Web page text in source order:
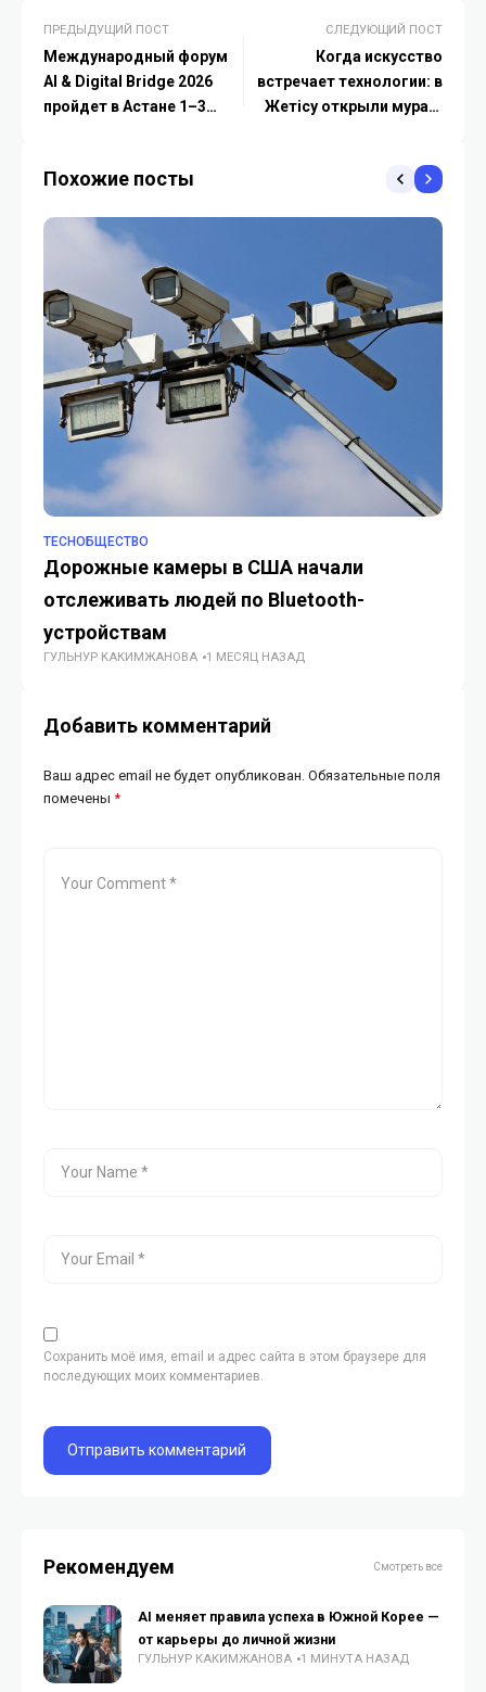
ПРЕДЫДУЩИЙ ПОСТ
Международный форум
AI & Digital Bridge 2026
пройдет в Астане 1–3
СЛЕДУЮЩИЙ ПОСТ
Когда искусство
встречает технологии: в
Жетісу открыли мурал,
Похожие посты
TECHОБЩЕСТВО
Дорожные камеры в США начали
отслеживать людей по Bluetooth-
устройствам
ГУЛЬНУР КАКИМЖАНОВА 1 МЕСЯЦ НАЗАД
Добавить комментарий
Ваш адрес email не будет опубликован. Обязательные поля
помечены *
Сохранить моё имя, email и адрес сайта в этом браузере для
последующих моих комментариев.
Рекомендуем Смотреть все
AI меняет правила успеха в Южной Корее —
от карьеры до личной жизни
ГУЛЬНУР КАКИМЖАНОВА 1 МИНУТА НАЗАД